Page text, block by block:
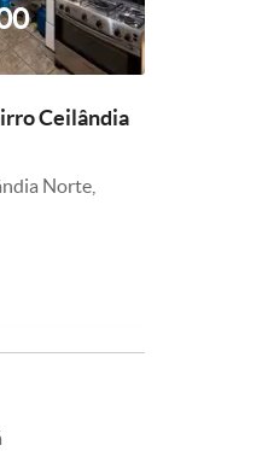
Ceilândia
Norte,